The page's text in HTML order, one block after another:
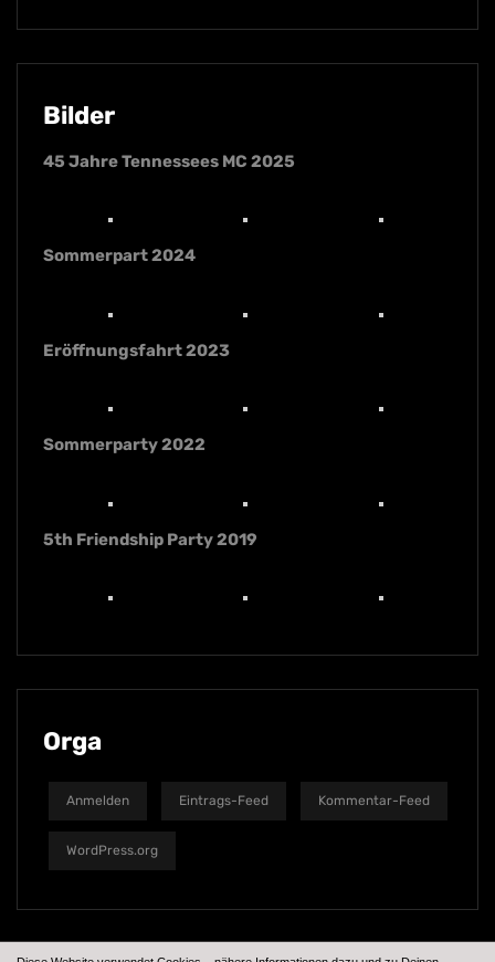
Bilder
45 Jahre Tennessees MC 2025
Sommerpart 2024
Eröffnungsfahrt 2023
Sommerparty 2022
5th Friendship Party 2019
Orga
Anmelden Eintrags-Feed Kommentar-Feed
WordPress.org